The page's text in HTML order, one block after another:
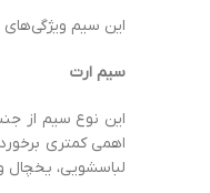
این سیم ویژگی‌های
سیم ارت
این نوع سیم از
اهمی کمتری
لباسشویی، یخچال